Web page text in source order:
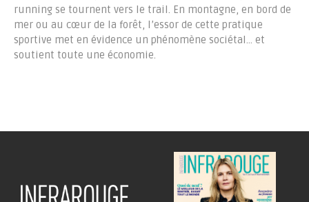
running se tournent vers le trail. En montagne, en bord de
mer ou au cœur de la forêt, l’essor de cette pratique
sportive met en évidence un phénomène sociétal… et
soutient toute une économie.